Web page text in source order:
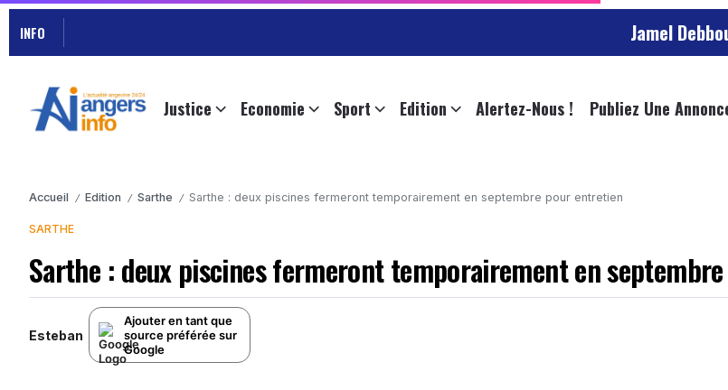
INFO Jamel Debbouze crée la
Justice Economie Sport Edition Alertez-Nous ! Publiez Une
Accueil / Edition / Sarthe / Sarthe : deux piscines fermeront temporairement en septembre pour entretien
SARTHE
Sarthe : deux piscines fermeront temporairement en
Esteban
Ajouter en tant que
source préférée sur
Google